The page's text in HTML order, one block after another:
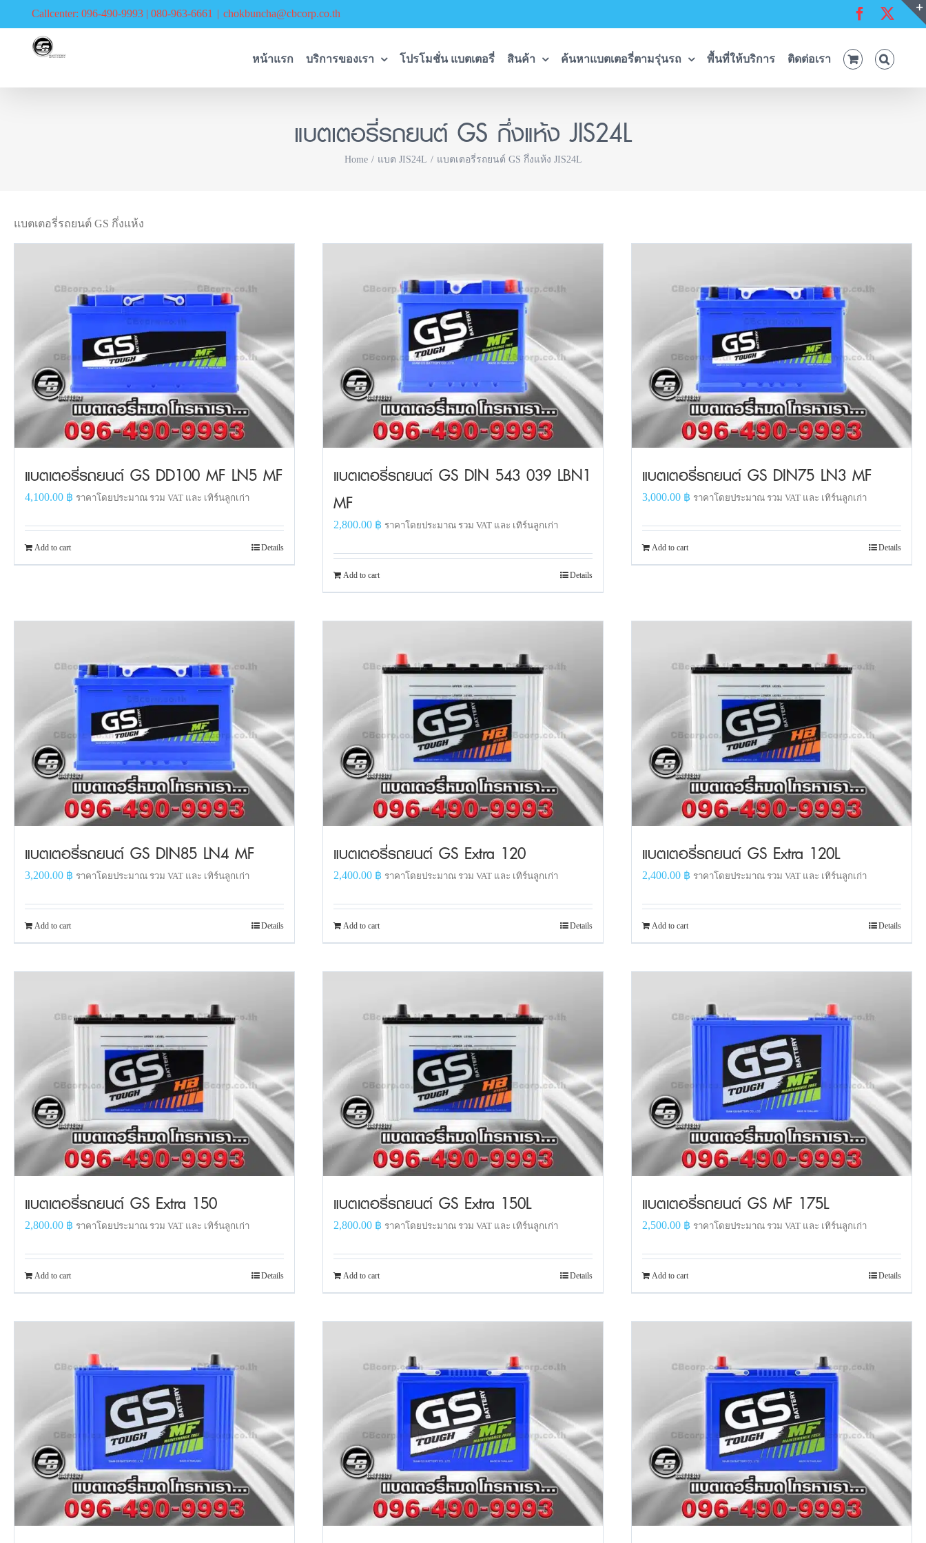
Callcenter: 096-490-9993 | 080-963-6661 | chokbuncha@cbcorp.co.th Facebook
หน้าแรก บริการของเรา โปรโมชั่น แบตเตอรี่ สินค้า ค้นหาแบตเตอรี่ตามรุ่นรถ พื้นที่ให้บริการ ติดต่อเรา
แบตเตอรี่รถยนต์ GS กึ่งแห้ง JIS24L
Home แบต JIS24L แบตเตอรี่รถยนต์ GS กึ่งแห้ง JIS24L
แบตเตอรี่รถยนต์ GS กึ่งแห้ง
แบตเตอรี่รถยนต์ GS DD100 MF LN5 MF
4,100.00 ฿ ราคาโดยประมาณ รวม VAT และ เทิร์นลูกเก่า
Add to cart Details
แบตเตอรี่รถยนต์ GS DIN 543 039 LBN1
MF
2,800.00 ฿ ราคาโดยประมาณ รวม VAT และ เทิร์นลูกเก่า
Add to cart Details
แบตเตอรี่รถยนต์ GS DIN75 LN3 MF
3,000.00 ฿ ราคาโดยประมาณ รวม VAT และ เทิร์นลูกเก่า
Add to cart Details
แบตเตอรี่รถยนต์ GS DIN85 LN4 MF
3,200.00 ฿ ราคาโดยประมาณ รวม VAT และ เทิร์นลูกเก่า
Add to cart Details
แบตเตอรี่รถยนต์ GS Extra 120
2,400.00 ฿ ราคาโดยประมาณ รวม VAT และ เทิร์นลูกเก่า
Add to cart Details
แบตเตอรี่รถยนต์ GS Extra 120L
2,400.00 ฿ ราคาโดยประมาณ รวม VAT และ เทิร์นลูกเก่า
Add to cart Details
แบตเตอรี่รถยนต์ GS Extra 150
2,800.00 ฿ ราคาโดยประมาณ รวม VAT และ เทิร์นลูกเก่า
Add to cart Details
แบตเตอรี่รถยนต์ GS Extra 150L
2,800.00 ฿ ราคาโดยประมาณ รวม VAT และ เทิร์นลูกเก่า
Add to cart Details
แบตเตอรี่รถยนต์ GS MF 175L
2,500.00 ฿ ราคาโดยประมาณ รวม VAT และ เทิร์นลูกเก่า
Add to cart Details